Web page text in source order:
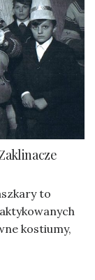
to
kostiumy,